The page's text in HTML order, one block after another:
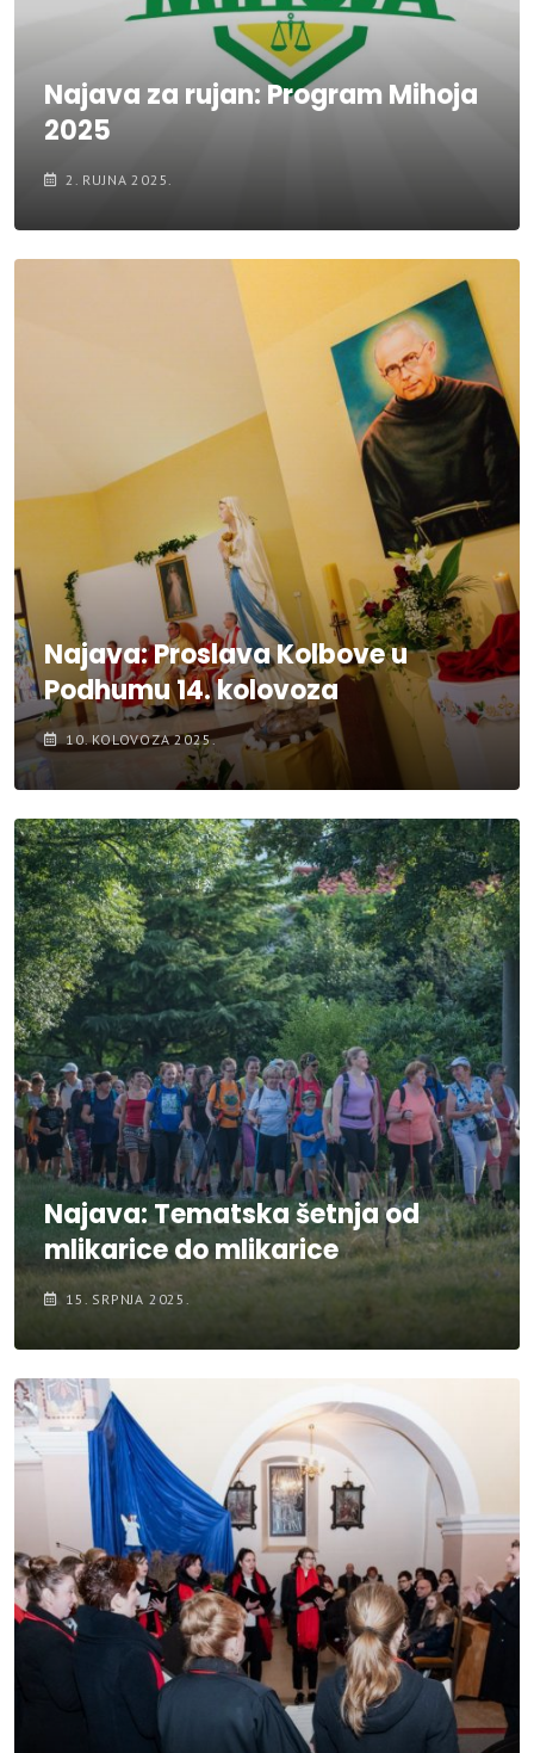
Najava za rujan: Program Mihoja
2025
2. RUJNA 2025.
Najava: Proslava Kolbove u
Podhumu 14. kolovoza
10. KOLOVOZA 2025.
Najava: Tematska šetnja od
mlikarice do mlikarice
15. SRPNJA 2025.